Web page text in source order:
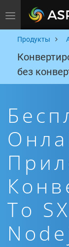
Toggle navigation
Продукты
без
To